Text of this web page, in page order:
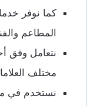
كما نوفر
المطاعم
نتعامل وفق
مختلف
نستخدم في